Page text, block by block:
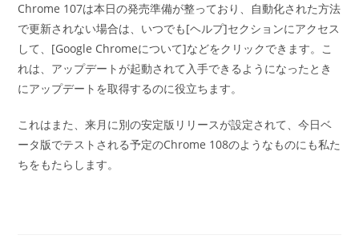
Chrome 107は本日の発売準備が整っており、自動化された方法
で更新されない場合は、いつでも[ヘルプ]セクションにアクセス
して、[Google Chromeについて]などをクリックできます。こ
れは、アップデートが起動されて入手できるようになったとき
にアップデートを取得するのに役立ちます。
これはまた、来月に別の安定版リリースが設定されて、今日ベ
ータ版でテストされる予定のChrome 108のようなものにも私た
ちをもたらします。